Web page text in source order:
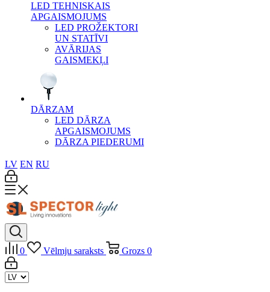
LED TEHNISKAIS
APGAISMOJUMS
LED PROŽEKTORI
UN STATĪVI
AVĀRIJAS
GAISMEKĻI
DĀRZAM
LED DĀRZA
APGAISMOJUMS
DĀRZA PIEDERUMI
LV EN RU
0 Vēlmju saraksts Grozs 0